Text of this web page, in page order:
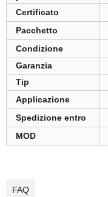
Certificato
Pacchetto
Condizione
Garanzia
Tip
Applicazione
Spedizione entro
MOD
FAQ